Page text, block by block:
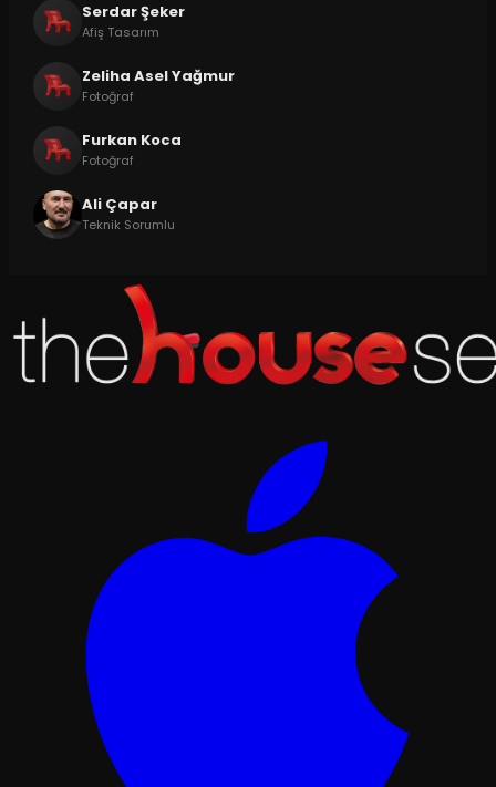
Serdar Şeker
Afiş Tasarım
Zeliha Asel Yağmur
Fotoğraf
Furkan Koca
Fotoğraf
Ali Çapar
Teknik Sorumlu